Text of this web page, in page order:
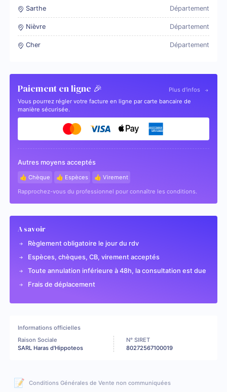
Sarthe Département
Nièvre Département
Cher Département
Paiement en ligne 🎉
Plus d'infos
Vous pourrez régler votre facture en ligne par carte bancaire de
manière sécurisée.
Autres moyens acceptés
👍 Chèque 👍 Espèces
👍 Virement
Rapprochez-vous du professionnel pour connaître les conditions.
A savoir
Règlement obligatoire le jour du rdv
Espèces, chèques, CB, virement acceptés
Toute annulation inférieure à 48h, la consultation est due
Frais de déplacement
Informations officielles
Raison Sociale
SARL Haras d'Hippoteos
N° SIRET
80272567100019
📝 Conditions Générales de Vente non communiquées